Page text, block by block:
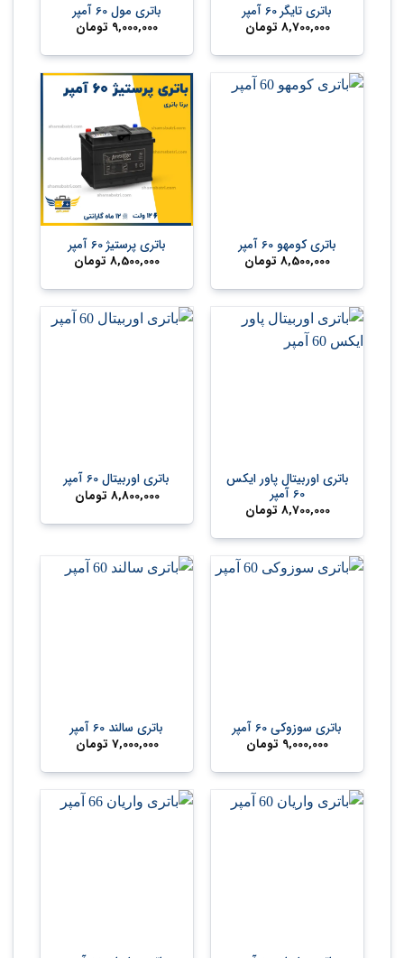
باتری تایگر 60 آمپر
8,700,000 تومان
باتری مول 60 آمپر
9,000,000 تومان
باتری کومهو 60 آمپر
8,500,000 تومان
باتری پرستیژ 60 آمپر
8,500,000 تومان
باتری اوربیتال پاور ایکس
60 آمپر
8,700,000 تومان
باتری اوربیتال 60 آمپر
8,800,000 تومان
باتری سوزوکی 60 آمپر
9,000,000 تومان
باتری سالند 60 آمپر
7,000,000 تومان